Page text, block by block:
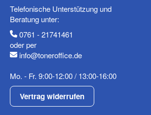
Mobiltelefon
Fax
Telefonische Unterstützung und
Beratung unter:
0761 - 21741461
oder per
info@toneroffice.de
Mo. - Fr. 9:00-12:00 / 13:00-16:00
Vertrag widerrufen